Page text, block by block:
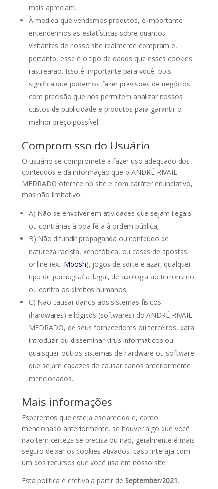
mais apreciam.
À medida que vendemos produtos, é importante
entendermos as estatísticas sobre quantos
visitantes de nosso site realmente compram e,
portanto, esse é o tipo de dados que esses cookies
rastrearão. Isso é importante para você, pois
significa que podemos fazer previsões de negócios
com precisão que nos permitem analizar nossos
custos de publicidade e produtos para garantir o
melhor preço possível.
Compromisso do Usuário
O usuário se compromete a fazer uso adequado dos
conteúdos e da informação que o ANDRÉ RIVAIL
MEDRADO oferece no site e com caráter enunciativo,
mas não limitativo:
A) Não se envolver em atividades que sejam ilegais
ou contrárias à boa fé a à ordem pública;
B) Não difundir propaganda ou conteúdo de
natureza racista, xenofóbica, ou casas de apostas
online (ex.: Moosh), jogos de sorte e azar, qualquer
tipo de pornografia ilegal, de apologia ao terrorismo
ou contra os direitos humanos;
C) Não causar danos aos sistemas físicos
(hardwares) e lógicos (softwares) do ANDRÉ RIVAIL
MEDRADO, de seus fornecedores ou terceiros, para
introduzir ou disseminar vírus informáticos ou
quaisquer outros sistemas de hardware ou software
que sejam capazes de causar danos anteriormente
mencionados.
Mais informações
Esperemos que esteja esclarecido e, como
mencionado anteriormente, se houver algo que você
não tem certeza se precisa ou não, geralmente é mais
seguro deixar os cookies ativados, caso interaja com
um dos recursos que você usa em nosso site.
Esta política é efetiva a partir de September/2021.